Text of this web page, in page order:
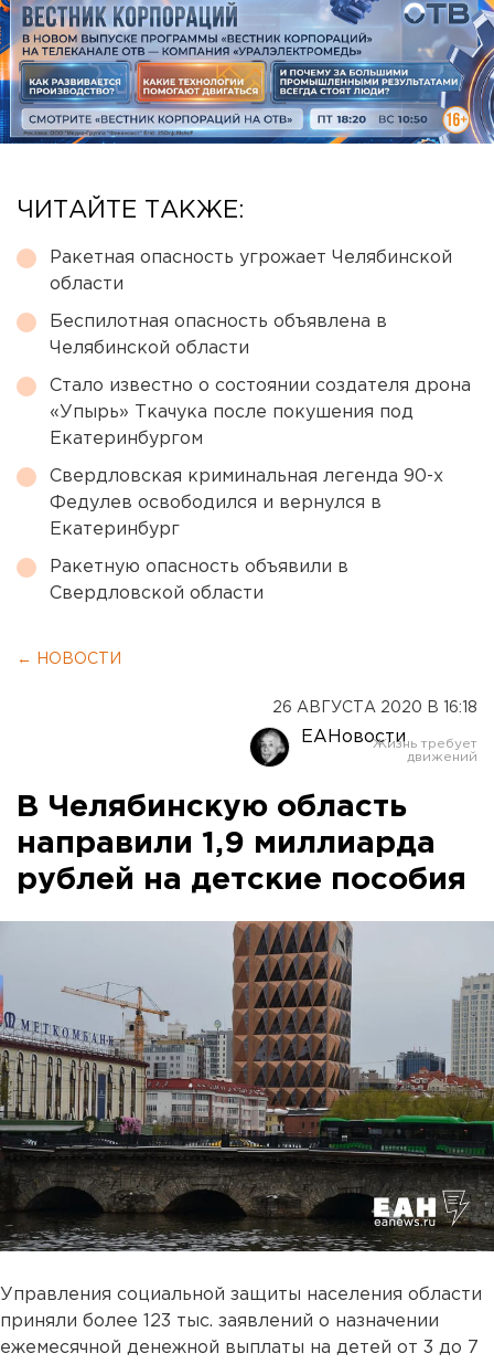
ЧИТАЙТЕ ТАКЖЕ:
Ракетная опасность угрожает Челябинской
области
Беспилотная опасность объявлена в
Челябинской области
Стало известно о состоянии создателя дрона
«Упырь» Ткачука после покушения под
Екатеринбургом
Свердловская криминальная легенда 90-х
Федулев освободился и вернулся в
Екатеринбург
Ракетную опасность объявили в
Свердловской области
← НОВОСТИ
26 АВГУСТА 2020 В 16:18
ЕАНовости
В Челябинскую область
направили 1,9 миллиарда
рублей на детские пособия
Управления социальной защиты населения области
приняли более 123 тыс. заявлений о назначении
ежемесячной денежной выплаты на детей от 3 до 7